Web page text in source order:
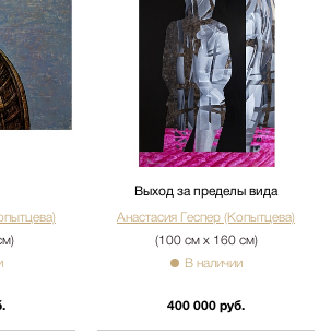
Выход за пределы вида
Анастасия Геспер (Копытцева)
(100 см х 160 см)
В наличии
400 000 руб.